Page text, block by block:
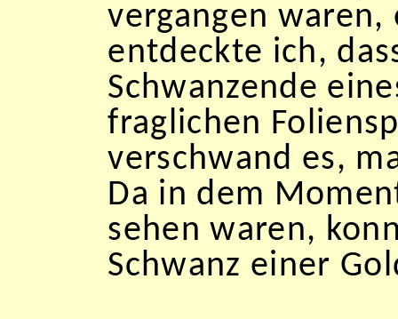
vergangen waren,
entdeckte ich,
Schwanzende
fraglichen
verschwand es,
Da in dem
sehen waren,
Schwanz einer